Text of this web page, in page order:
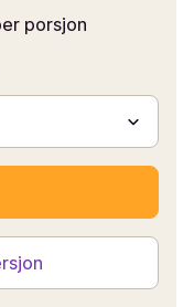
porsjon